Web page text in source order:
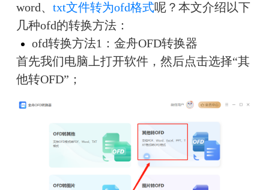
word、 txt文件转为ofd格式呢？本文介绍以下
几种ofd的转换方法：
ofd转换方法1：金舟OFD转换器
首先我们电脑上打开软件，然后点击选择“其
他转OFD”；